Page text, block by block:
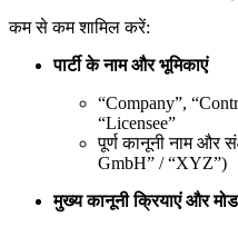
कम से कम शामिल करें:
पार्टी के नाम और भूमिकाएं
“Company”,
“Licensee”
पूर्ण कानूनी नाम और
GmbH” / “XYZ”)
मुख्य कानूनी क्रियाएं और